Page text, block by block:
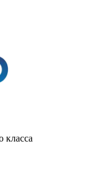
класса